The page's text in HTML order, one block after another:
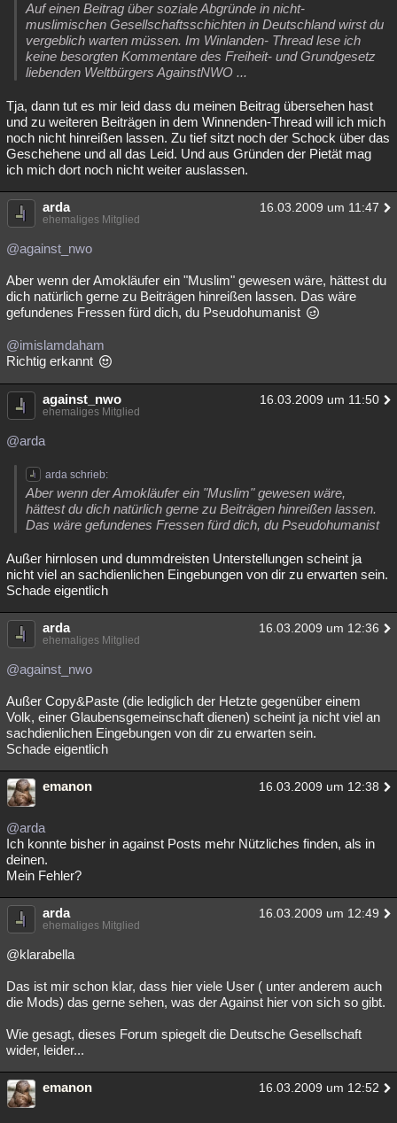
Auf einen Beitrag über soziale Abgründe in nicht-
muslimischen Gesellschaftsschichten in Deutschland wirst du
vergeblich warten müssen. Im Winlanden- Thread lese ich
keine besorgten Kommentare des Freiheit- und Grundgesetz
liebenden Weltbürgers AgainstNWO ...
Tja, dann tut es mir leid dass du meinen Beitrag übersehen hast
und zu weiteren Beiträgen in dem Winnenden-Thread will ich mich
noch nicht hinreißen lassen. Zu tief sitzt noch der Schock über das
Geschehene und all das Leid. Und aus Gründen der Pietät mag
ich mich dort noch nicht weiter auslassen.
arda 16.03.2009 um 11:47
ehemaliges Mitglied
@against_nwo
Aber wenn der Amokläufer ein "Muslim" gewesen wäre, hättest du
dich natürlich gerne zu Beiträgen hinreißen lassen. Das wäre
gefundenes Fressen fürd dich, du Pseudohumanist
@imislamdaham
Richtig erkannt
against_nwo 16.03.2009 um 11:50
ehemaliges Mitglied
@arda
arda schrieb:
Aber wenn der Amokläufer ein "Muslim" gewesen wäre,
hättest du dich natürlich gerne zu Beiträgen hinreißen lassen.
Das wäre gefundenes Fressen fürd dich, du Pseudohumanist
Außer hirnlosen und dummdreisten Unterstellungen scheint ja
nicht viel an sachdienlichen Eingebungen von dir zu erwarten sein.
Schade eigentlich
arda 16.03.2009 um 12:36
ehemaliges Mitglied
@against_nwo
Außer Copy&Paste (die lediglich der Hetzte gegenüber einem
Volk, einer Glaubensgemeinschaft dienen) scheint ja nicht viel an
sachdienlichen Eingebungen von dir zu erwarten sein.
Schade eigentlich
emanon 16.03.2009 um 12:38
@arda
Ich konnte bisher in against Posts mehr Nützliches finden, als in
deinen.
Mein Fehler?
arda 16.03.2009 um 12:49
ehemaliges Mitglied
@klarabella
Das ist mir schon klar, dass hier viele User ( unter anderem auch
die Mods) das gerne sehen, was der Against hier von sich so gibt.
Wie gesagt, dieses Forum spiegelt die Deutsche Gesellschaft
wider, leider...
emanon 16.03.2009 um 12:52